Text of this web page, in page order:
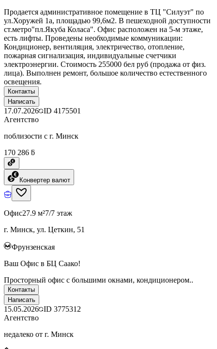
Продается административное помещение в ТЦ "Силуэт" по
ул.Хоружей 1а, площадью 99,6м2. В пешеходной доступности
ст.метро"пл.Якуба Коласа". Офис расположен на 5-м этаже,
есть лифты. Проведены необходимые коммуникации:
Кондиционер, вентиляция, электричество, отопление,
пожарная сигнализация, индивидуальные счетчики
электроэнергии. Стоимость 255000 бел руб (продажа от физ.
лица). Выполнен ремонт, большое количество естественного
освещения.
Контакты
Написать
17.07.2026 ID 4175501
Агентство
поблизости с г. Минск
170 286 ƃ
Конвертер валют
Офис27.9 м²7/7 этаж
г. Минск, ул. Цеткин, 51
Фрунзенская
Ваш Офис в БЦ Саако!
Просторный офис с большими окнами, кондиционером..
Контакты
Написать
15.05.2026 ID 3775312
Агентство
недалеко от г. Минск